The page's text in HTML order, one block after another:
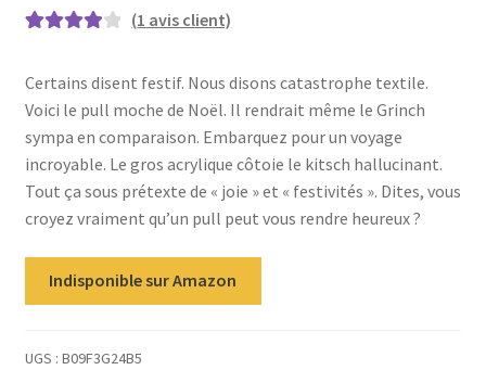
(1 avis client)
Certains disent festif. Nous disons catastrophe textile.
Voici le pull moche de Noël. Il rendrait même le Grinch
sympa en comparaison. Embarquez pour un voyage
incroyable. Le gros acrylique côtoie le kitsch hallucinant.
Tout ça sous prétexte de « joie » et « festivités ». Dites, vous
croyez vraiment qu’un pull peut vous rendre heureux ?
Indisponible sur Amazon
UGS : B09F3G24B5